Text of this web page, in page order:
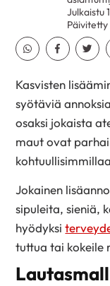
Julkaistu
Päivitetty
Jaa Whatsapp
Jaa Facebook
Jaa
Kasvisten
syötäviä
osaksi jokaista
maut ovat
Jokainen
sipuleita, sieniä,
hyödyksi
tuttua tai kokeile